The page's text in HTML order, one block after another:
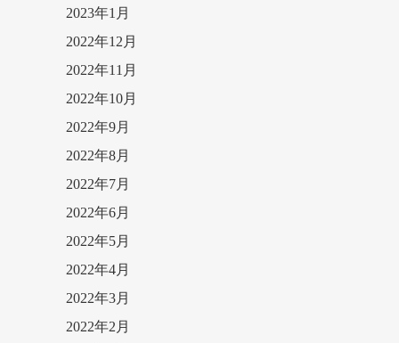
2023年1月
2022年12月
2022年11月
2022年10月
2022年9月
2022年8月
2022年7月
2022年6月
2022年5月
2022年4月
2022年3月
2022年2月